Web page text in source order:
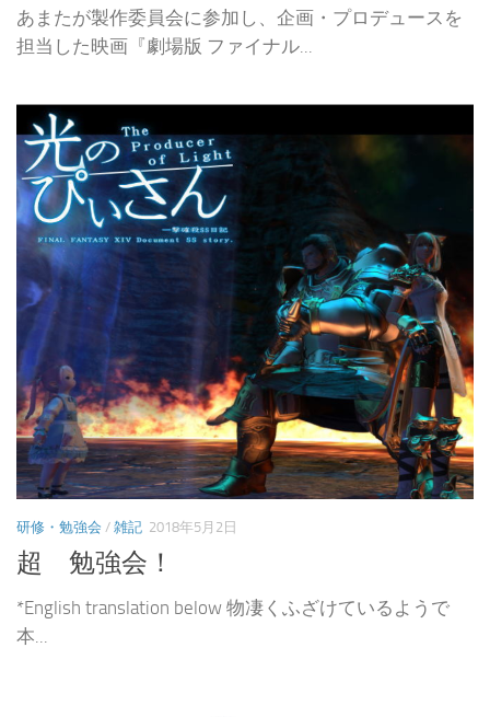
あまたが製作委員会に参加し、企画・プロデュースを
担当した映画『劇場版 ファイナル...
研修・勉強会 / 雑記 2018年5月2日
超 勉強会！
*English translation below 物凄くふざけているようで
本...